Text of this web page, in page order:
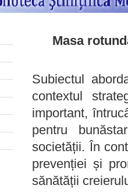
Masa
Subiectul
contextul
important,
pentru
societății. În
prevenției și
sănătății